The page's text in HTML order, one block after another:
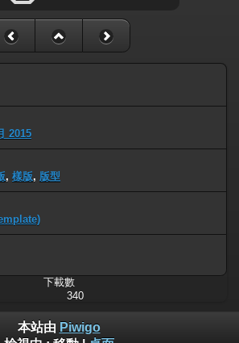
2015
, 樣版, 版型
下載數
340
本站由 Piwigo